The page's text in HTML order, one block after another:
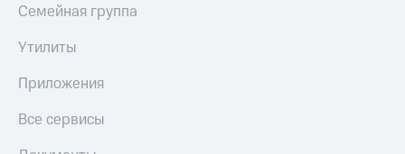
Семейная группа
Утилиты
Приложения
Все сервисы